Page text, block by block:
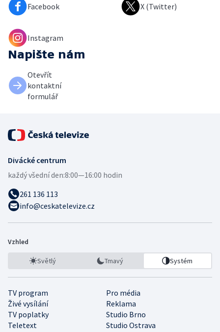
Facebook X (Twitter)
Instagram
Napište nám
Otevřít
kontaktní
formulář
Divácké centrum
každý všední den:8:00—16:00 hodin
261 136 113
info@ceskatelevize.cz
Vzhled
Světlý Tmavý Systém
TV program
Pro média
Živé vysílání
Reklama
TV poplatky
Studio Brno
Teletext
Studio Ostrava